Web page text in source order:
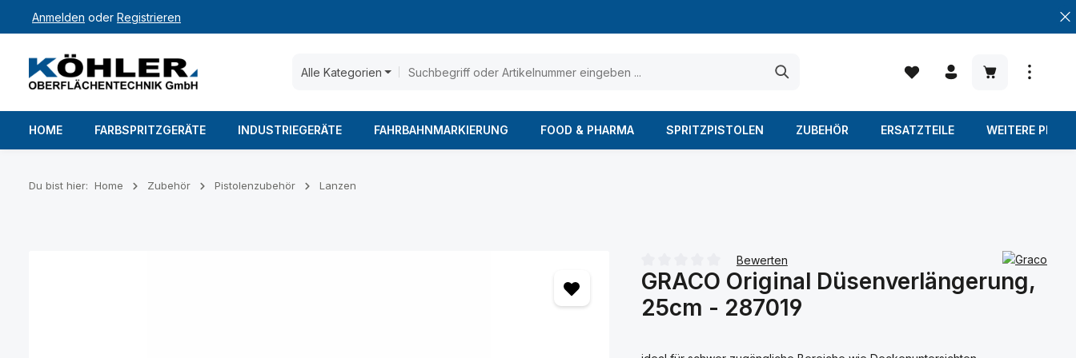
Hauptinhalt springen
Zur Suche springen
Zur Hauptnavigation springen
Anmelden oder Registrieren
Alle Kategorien
Warenkorb
HOME FARBSPRITZGERÄTE INDUSTRIEGERÄTE FAHRBAHNMARKIERUNG FOOD & PHARMA SPRITZPISTOLEN ZUBEHÖR ERSATZTEILE WEITERE
Du bist hier: Home Zubehör Pistolenzubehör Lanzen
Durchschnittliche Bewertung von 0 von 5 Sternen
Bewerten
GRACO Original Düsenverlängerung,
25cm - 287019